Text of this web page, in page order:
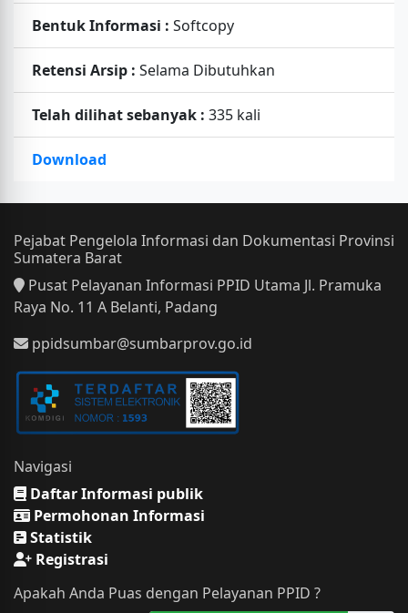
Bentuk Informasi : Softcopy
Retensi Arsip : Selama Dibutuhkan
Telah dilihat sebanyak : 335 kali
Download
Pejabat Pengelola Informasi dan Dokumentasi Provinsi
Sumatera Barat
Pusat Pelayanan Informasi PPID Utama Jl. Pramuka
Raya No. 11 A Belanti, Padang
ppidsumbar@sumbarprov.go.id
Navigasi
Daftar Informasi publik
Permohonan Informasi
Statistik
Registrasi
Apakah Anda Puas dengan Pelayanan PPID ?